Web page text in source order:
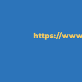
https://